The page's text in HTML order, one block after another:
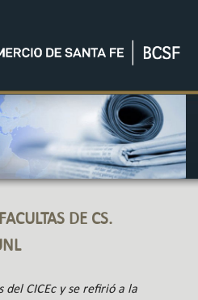
DE CS.
del CICEc y se refirió a la